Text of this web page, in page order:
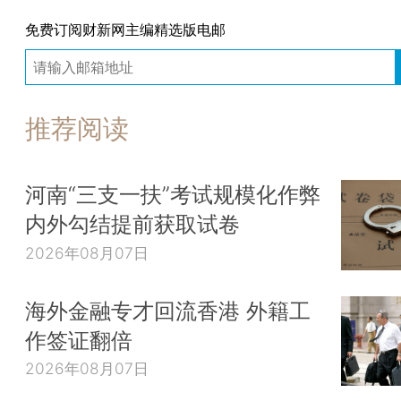
免费订阅财新网主编精选版电邮
推荐阅读
河南“三支一扶”考试规模化作弊
内外勾结提前获取试卷
2026年08月07日
海外金融专才回流香港 外籍工
作签证翻倍
2026年08月07日